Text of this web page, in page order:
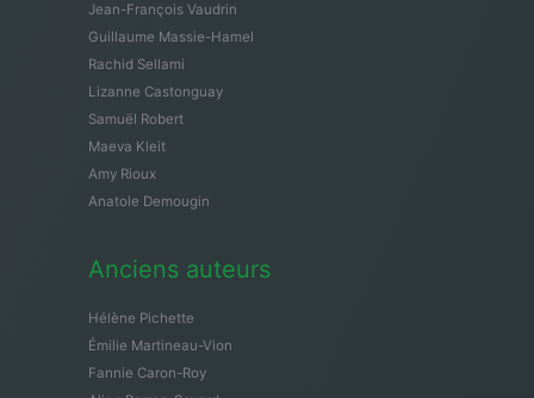
Jean-François Vaudrin
Guillaume Massie-Hamel
Rachid Sellami
Lizanne Castonguay
Samuël Robert
Maeva Kleit
Amy Rioux
Anatole Demougin
Anciens auteurs
Hélène Pichette
Émilie Martineau-Vion
Fannie Caron-Roy